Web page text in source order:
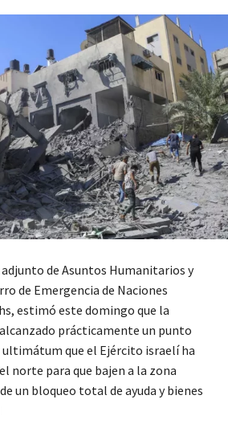
de Asuntos Humanitarios y
de Emergencia de Naciones
estimó este domingo que la
prácticamente un punto
que el Ejército israelí ha
norte para que bajen a la zona
un bloqueo total de ayuda y bienes